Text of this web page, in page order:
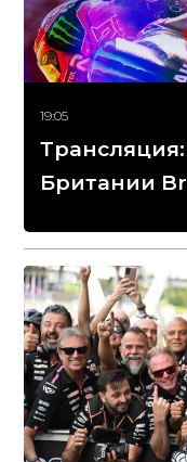
19:05
Британии